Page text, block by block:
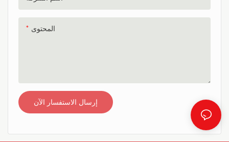
المحتوى
إرسال الاستفسار الآن
شرب الماء الفاتر في غضون
طويل الأمد، لذلك يمكنك استخدامه
في مناسبات مختلفة، سواء كنت
خارج المنزل أو في العمل سواء
في المنزل أو في المنزل، فهو
شريكك الجيد